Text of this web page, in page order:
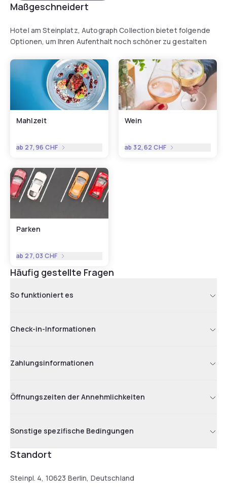
Maßgeschneidert
Hotel am Steinplatz, Autograph Collection bietet folgende
Optionen, um Ihren Aufenthalt noch schöner zu gestalten
Mahlzeit
ab 27,96 CHF
Wein
ab 32,62 CHF
Parken
ab 27,03 CHF
Häufig gestellte Fragen
So funktioniert es
Check-in-Informationen
Zahlungsinformationen
Öffnungszeiten der Annehmlichkeiten
Sonstige spezifische Bedingungen
Standort
Steinpl. 4, 10623 Berlin, Deutschland